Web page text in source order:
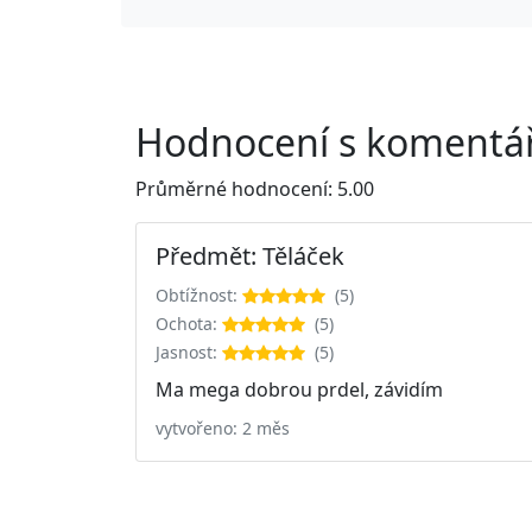
Hodnocení s
Průměrné hodnocení: 5.00
Předmět: Těláček
Obtížnost:
(5)
Ochota:
(5)
Jasnost:
(5)
Ma mega dobrou prdel, závidím
vytvořeno: 2 měs